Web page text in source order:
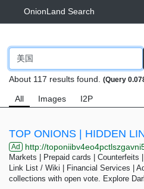
OnionLand Search
About 117 results found. (Query
All Images I2P
TOP ONIONS | HIDDEN
Ad http://
Markets | Prepaid cards | Counterfeits
Link List / Wiki | Financial Services |
collections with open vote. Explore